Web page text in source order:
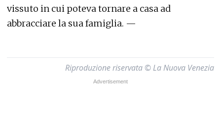
vissuto in cui poteva tornare a casa ad
abbracciare la sua famiglia. —
Riproduzione riservata © La Nuova Venezia